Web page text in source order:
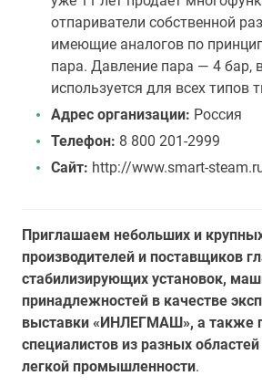
отпариватели собственной
имеющие аналогов по
пара. Давление пара — 4 бар,
используется для всех типов
Адрес организации: Россия
Телефон: 8 800 201-2999
Сайт: http://www.smart-
Приглашаем небольших и
производителей и поставщиков
стабилизирующих установок,
принадлежностей в качестве
выставки «ИНЛЕГМАШ», а также
специалистов из разных
легкой промышленности.